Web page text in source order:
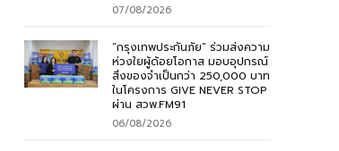
07/08/2026
“กรุงเทพประกันภัย” ร่วมส่งความ
ห่วงใยผู้ด้อยโอกาส มอบอุปกรณ์
สิ่งของจำเป็นกว่า 250,000 บาท
ในโครงการ GIVE NEVER STOP
ผ่าน สวพ.FM91
06/08/2026